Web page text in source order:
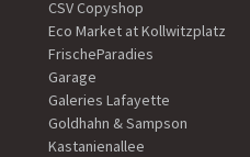
CSV Copyshop
Eco Market at Kollwitzplatz
FrischeParadies
Garage
Galeries Lafayette
Goldhahn & Sampson
Kastanienallee